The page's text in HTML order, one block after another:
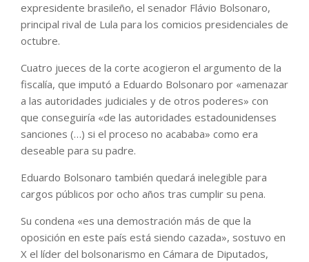
expresidente brasileño, el senador Flávio Bolsonaro,
principal rival de Lula para los comicios presidenciales de
octubre.
Cuatro jueces de la corte acogieron el argumento de la
fiscalía, que imputó a Eduardo Bolsonaro por «amenazar
a las autoridades judiciales y de otros poderes» con
que conseguiría «de las autoridades estadounidenses
sanciones (…) si el proceso no acababa» como era
deseable para su padre.
Eduardo Bolsonaro también quedará inelegible para
cargos públicos por ocho años tras cumplir su pena.
Su condena «es una demostración más de que la
oposición en este país está siendo cazada», sostuvo en
X el líder del bolsonarismo en Cámara de Diputados,